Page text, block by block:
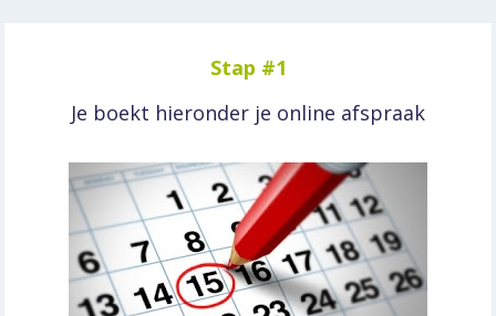
Stap #1
Je boekt hieronder je online afspraak